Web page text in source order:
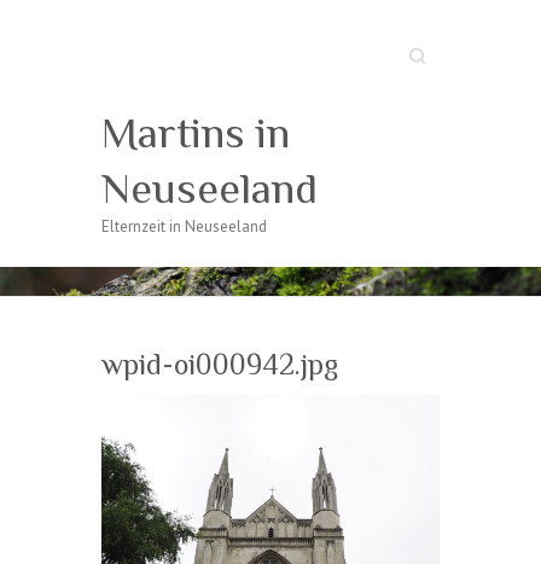
Suche
Martins in
Neuseeland
Elternzeit in Neuseeland
wpid-oi000942.jpg